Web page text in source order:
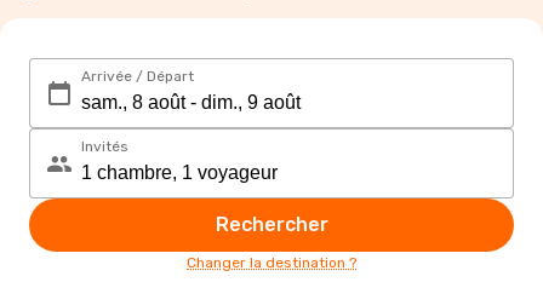
Arrivée / Départ
Invités
Rechercher
Changer la destination ?